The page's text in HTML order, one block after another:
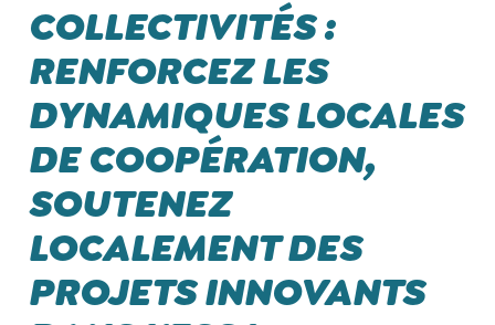
COLLECTIVITÉS :
RENFORCEZ LES
DYNAMIQUES LOCALES
DE COOPÉRATION,
SOUTENEZ
LOCALEMENT DES
PROJETS INNOVANTS